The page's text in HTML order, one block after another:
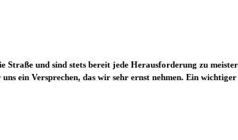
und sind stets bereit jede Herausforderung zu
ein Versprechen, das wir sehr ernst nehmen. Ein